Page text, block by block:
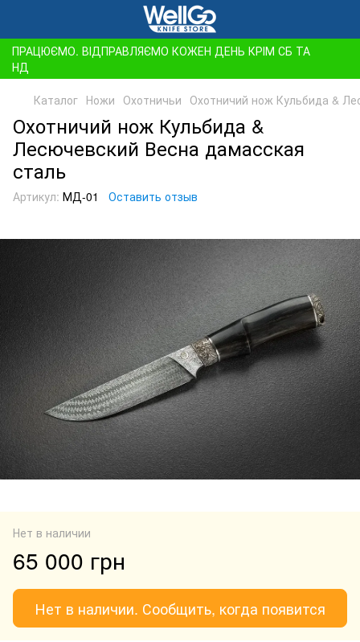
ПРАЦЮЄМО. ВІДПРАВЛЯЄМО КОЖЕН ДЕНЬ КРІМ СБ ТА
НД
Каталог Ножи Охотничьи Охотничий нож Кульбида &
Охотничий нож Кульбида &
Лесючевский Весна дамасская
сталь
Артикул: МД-01 Оставить отзыв
Нет в наличии
65 000 грн
Нет в наличии. Сообщить, когда появится